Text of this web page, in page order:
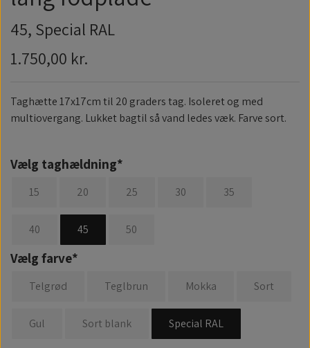
45, Special RAL
1.750,00 kr.
Taghætte 17x17cm til 20 graders tag. Isoleret og med
multiovergang. Lukket bagtil så vand ledes væk. Farve sort.
Vælg taghældning*
15 20 25 30 35
40 45 50
Vælg farve*
Telgrød Teglbrun Mokka Sort
Gul Sort blank Special RAL